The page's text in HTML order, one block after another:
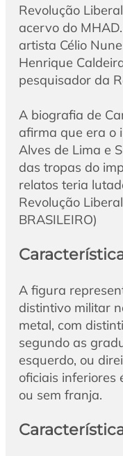
Revolução
acervo do
artista Célio
Henrique
pesquisador da
A biografia de
afirma que era o
Alves de Lima e
das tropas do
relatos teria
Revolução
BRASILEIRO)
A figura
distintivo militar
metal, com
segundo as
esquerdo, ou
oficiais inferiores
ou sem franja.